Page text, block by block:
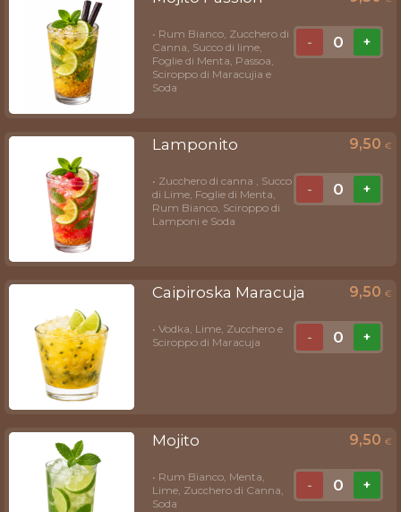
• Rum Bianco, Zucchero di
Canna, Succo di lime,
Foglie di Menta, Passoa,
Sciroppo di Maracujia e
Soda
- 0 +
Lamponito 9,50 €
• Zucchero di canna , Succo
di Lime, Foglie di Menta,
Rum Bianco, Sciroppo di
Lamponi e Soda
- 0 +
Caipiroska Maracuja 9,50 €
• Vodka, Lime, Zucchero e
Sciroppo di Maracuja
- 0 +
Mojito 9,50 €
• Rum Bianco, Menta,
Lime, Zucchero di Canna,
Soda
- 0 +